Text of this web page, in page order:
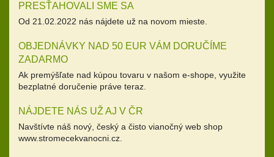
PRESŤAHOVALI SME SA
Od 21.02.2022 nás nájdete už na novom mieste.
OBJEDNÁVKY NAD 50 EUR VÁM DORUČÍME
ZADARMO
Ak premýšľate nad kúpou tovaru v našom e-shope, využite
bezplatné doručenie práve teraz.
NÁJDETE NÁS UŽ AJ V ČR
Navštívte náš nový, český a čisto vianočný web shop
www.stromecekvanocni.cz.